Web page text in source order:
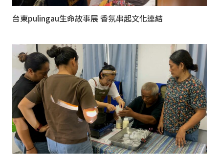
台東pulingau生命故事展 香氛串起文化連結